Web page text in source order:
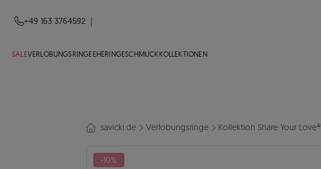
+49 163 3764592
SALEVERLOBUNGSRINGE EHERINGESCHMUCKKOLLEKTIONEN
savicki.de Verlobungsringe Kollektion Share Your Love®
-10%